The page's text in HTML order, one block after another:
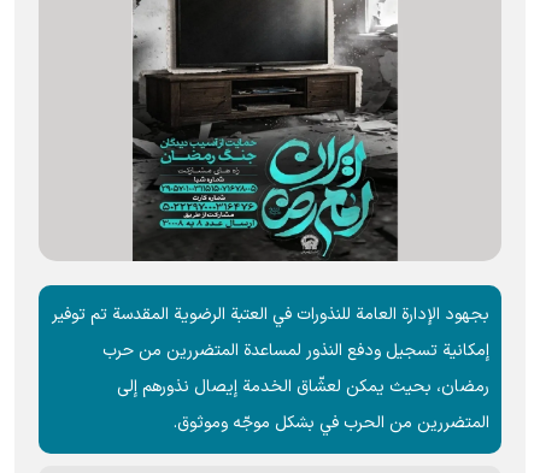
بجهود الإدارة العامة للنذورات في العتبة الرضویة المقدسة تم توفير
إمكانية تسجيل ودفع النذور لمساعدة المتضررين من حرب
رمضان، بحيث يمكن لعشّاق الخدمة إيصال نذورهم إلى
المتضررين من الحرب في بشكل موجّه وموثوق.